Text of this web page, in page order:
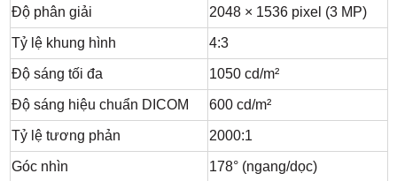
Độ phân giải 2048 × 1536 pixel (3 MP)
Tỷ lệ khung hình 4:3
Độ sáng tối đa 1050 cd/m²
Độ sáng hiệu chuẩn DICOM 600 cd/m²
Tỷ lệ tương phản 2000:1
Góc nhìn 178° (ngang/dọc)